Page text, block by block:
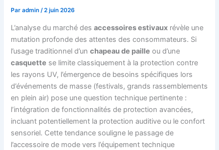
Paradmin/2 juin 2026
L’analyse du marché desaccessoires estivaux révèle une
mutation profonde des attentes des consommateurs. Si
l’usage traditionnel d’unchapeau de paille ou d’une
casquette se limite classiquement à la protection contre
les rayons UV, l’émergence de besoins spécifiques lors
d’événements de masse (festivals, grands rassemblements
en plein air) pose une question technique pertinente :
l’intégration de fonctionnalités de protection avancées,
incluant potentiellement la protection auditive ou le confort
sensoriel. Cette tendance souligne le passage de
l’accessoire de mode vers l’équipement technique